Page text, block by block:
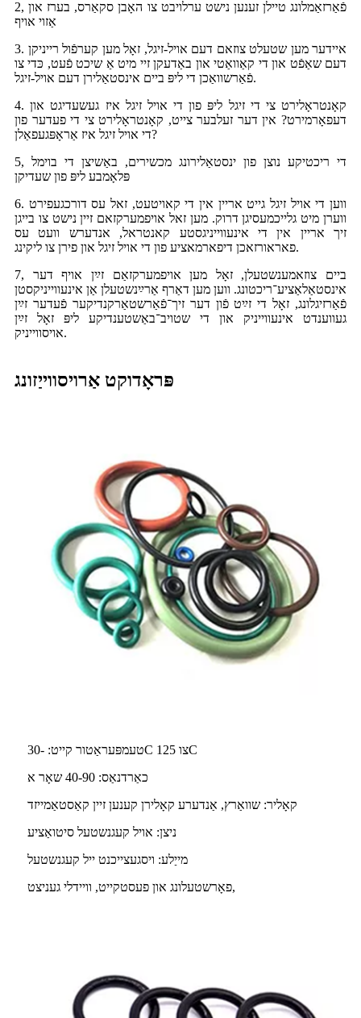
2, פֿאַרזאַמלונג טיילן זענען נישט ערלויבט צו האָבן סקאַרס, בערז און
אַזוי אויף
3. איידער מען שטעלט צוזאם דעם אויל-זיגל, זאָל מען קערפֿול רייניקן
דעם שאַפֿט און די קאַוואַטי און באַדעקן זיי מיט אַ שיכט פֿעט, כּדי צו
פֿאַרשוואַכן די ליפּ ביים אינסטאַלירן דעם אויל-זיגל.
4. קאָנטראָלירט צי די זיגל ליפּ פון די אויל זיגל איז געשעדיגט און
דעפאָרמירט? אין דער זעלבער צייט, קאָנטראָלירט צי די פעדער פון
די אויל זיגל איז אַראָפּגעפאַלן?
5, די ריכטיקע נוצן פון ינסטאַלירונג מכשירים, באַשיצן די בוימל
פּלאָמבע ליפּ פון שעדיקן
6. ווען די אויל זיגל גייט אריין אין די קאויטעט, זאל עס דורכגעפירט
ווערן מיט גלייכמעסיגן דרוק. מען זאל אויפמערקזאם זיין נישט צו בייגן
זיך אריין אין די אינעווייניגסטע קאנטראל, אנדערש וועט עס
פאראורזאכן דיפארמאציע פון ​​די אויל זיגל און פירן צו ליקינג.
7, ביים צוזאמענשטעלן, זאָל מען אויפמערקזאַם זײַן אויף דער
אינסטאַלאַציע־ריכטונג. ווען מען דאַרף אַרײַנשטעלן אַן אינעווייניקסטן
פֿאַרזיגלונג, זאָל די זײַט פֿון דער זיך־פֿאַרשטאַרקנדיקער פֿעדער זײַן
געווענדט אינעווייניק און די שטויב־באַשטענדיקע ליפּ זאָל זײַן
אויסווייניק.
פּראָדוקט אַרויסווייַזונג
טעמפּעראַטור קייט: -30C צו 125C
כאַרדנאַס: 40-90 שאָר א
קאָליר: שוואַרץ, אַנדערע קאָלירן קענען זיין קאַסטאַמייזד
ניצן: אויל קעגנשטעל סיטואַציע
מייַלע: ויסגעצייכנט ייל קעגנשטעל
פאָרשטעלונג און פעסטקייט, וויידלי געניצט,